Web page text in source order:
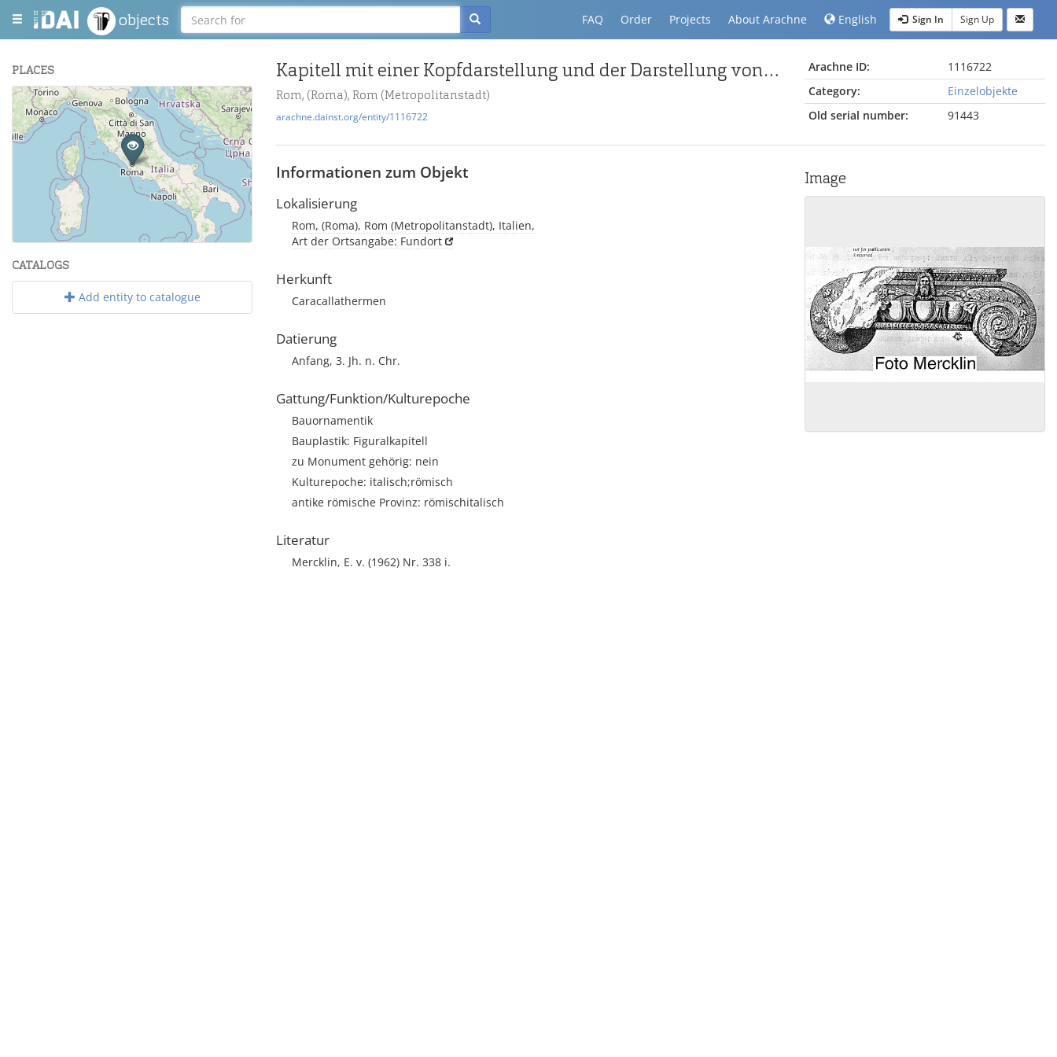
objects FAQ Order Projects About Arachne English Sign In Sign Up
PLACES
+
−
Leaflet | Maps and Data ©OpenStreetMap
CATALOGS
Add entity to catalogue
Kapitell mit einer Kopfdarstellung und der Darstellung von Büsten in den Volutenaugen
Rom, (Roma), Rom (Metropolitanstadt)
arachne.dainst.org/entity/1116722
Arachne ID:
1116722
Category:
Einzelobjekte
Old serial number:
91443
Informationen zum Objekt
Lokalisierung
Rom, (Roma), Rom (Metropolitanstadt), Italien,
Art der Ortsangabe: Fundort
Herkunft
Caracallathermen
Datierung
Anfang, 3. Jh. n. Chr.
Gattung/Funktion/Kulturepoche
Bauornamentik
Bauplastik: Figuralkapitell
zu Monument gehörig: nein
Kulturepoche: italisch;römisch
antike römische Provinz: römischitalisch
Literatur
Mercklin, E. v. (1962) Nr. 338 i.
Image